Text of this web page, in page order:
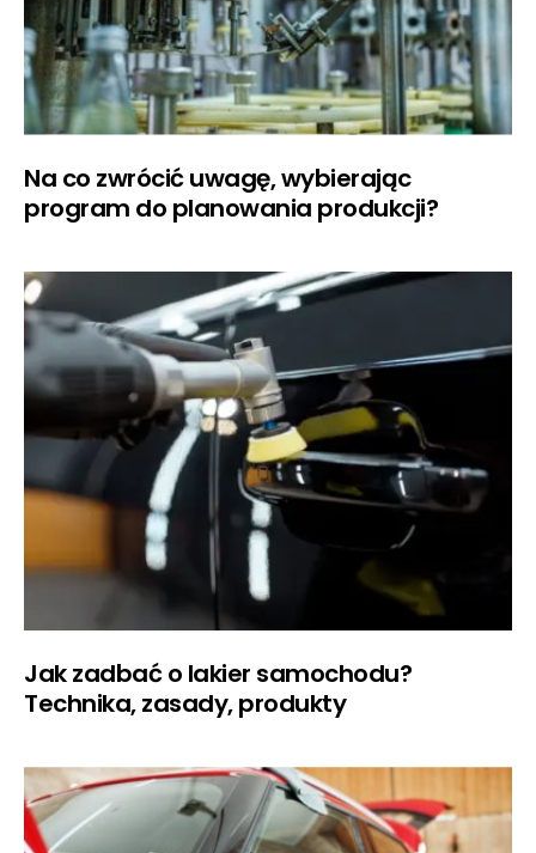
Na co zwrócić uwagę, wybierając
program do planowania produkcji?
Jak zadbać o lakier samochodu?
Technika, zasady, produkty